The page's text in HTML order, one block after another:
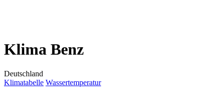
Klima Benz
Deutschland
Klimatabelle Wassertemperatur